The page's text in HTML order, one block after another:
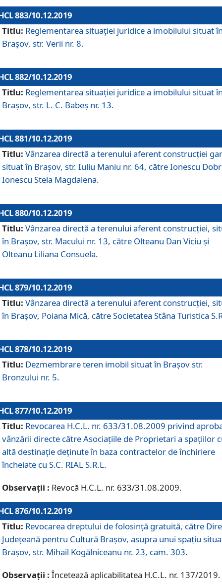
883/10.12.2019
Titlu: Reglementarea situației juridice a imobilului situat
Brașov, str. Verii nr. 8.
882/10.12.2019
Titlu: Reglementarea situației juridice a imobilului situat
Brașov, str. L. C. Babeș nr. 13.
881/10.12.2019
Titlu: Vânzarea directă a terenului aferent construcției
situat în Brașov, str. Iuliu Maniu nr. 64, către Ionescu
Ionescu Stela Magdalena.
880/10.12.2019
Titlu: Vânzarea directă a terenului aferent construcției,
în Brașov, str. Macului nr. 13, către Olteanu Dan Viciu și
Olteanu Liliana Consuela.
879/10.12.2019
Titlu: Vânzarea directă a terenului aferent construcției,
în Brașov, Poiana Mică, către Societatea Stâna Turistica
878/10.12.2019
Titlu: Dezmembrare teren imobil situat în Brașov str.
Bronzului nr. 5.
877/10.12.2019
Titlu: Revocarea H.C.L. nr. 633/31.08.2009 privind
vânzării directe către Asociațiile de Proprietari a spațiilor
altă destinație deținute în baza contractelor de închiriere
încheiate cu S.C. RIAL S.R.L.
Observații : Revocă H.C.L. nr. 633/31.08.2009.
876/10.12.2019
Titlu: Revocarea dreptului de folosinţă gratuită, către
Judeţeană pentru Cultură Braşov, asupra unui spaţiu
Braşov, str. Mihail Kogălniceanu nr. 23, cam. 303.
Observații : Încetează aplicabilitatea H.C.L. nr. 137/2019.